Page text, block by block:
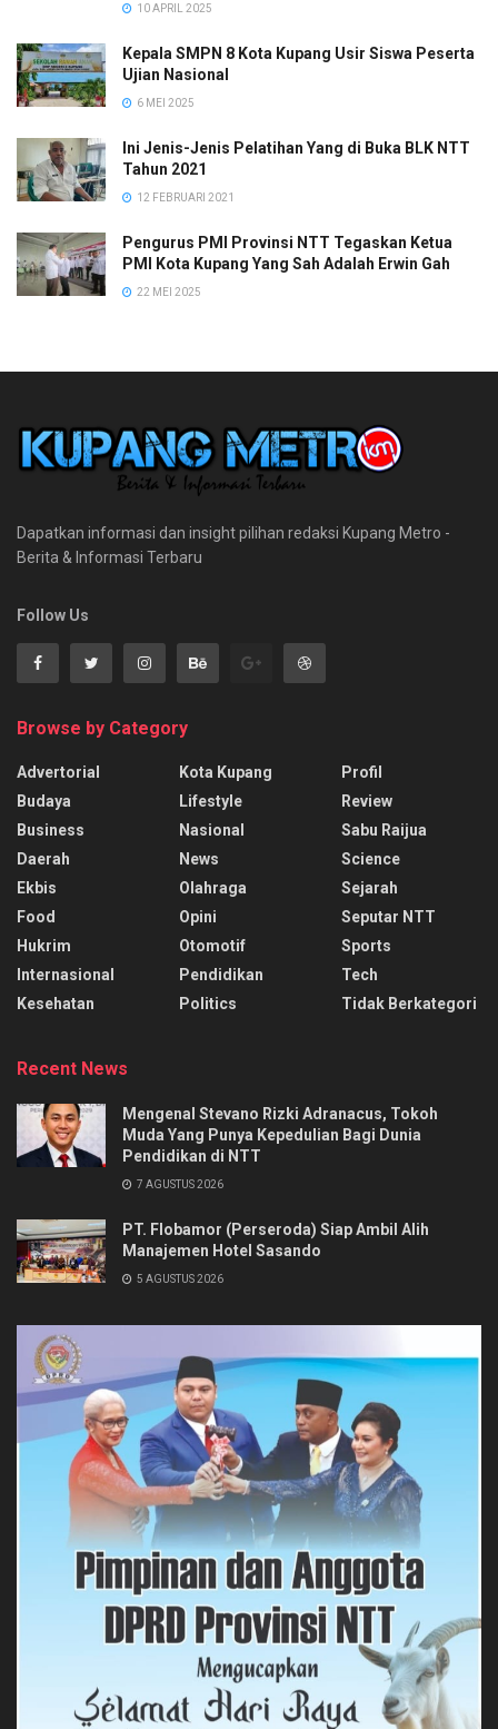
10 APRIL 2025
Kepala SMPN 8 Kota Kupang Usir Siswa Peserta
Ujian Nasional
6 MEI 2025
Ini Jenis-Jenis Pelatihan Yang di Buka BLK NTT
Tahun 2021
12 FEBRUARI 2021
Pengurus PMI Provinsi NTT Tegaskan Ketua
PMI Kota Kupang Yang Sah Adalah Erwin Gah
22 MEI 2025
Dapatkan informasi dan insight pilihan redaksi Kupang Metro -
Berita & Informasi Terbaru
Follow Us
Browse by Category
Advertorial
Budaya
Business
Daerah
Ekbis
Food
Hukrim
Internasional
Kesehatan
Kota Kupang
Lifestyle
Nasional
News
Olahraga
Opini
Otomotif
Pendidikan
Politics
Profil
Review
Sabu Raijua
Science
Sejarah
Seputar NTT
Sports
Tech
Tidak Berkategori
Recent News
Mengenal Stevano Rizki Adranacus, Tokoh
Muda Yang Punya Kepedulian Bagi Dunia
Pendidikan di NTT
7 AGUSTUS 2026
PT. Flobamor (Perseroda) Siap Ambil Alih
Manajemen Hotel Sasando
5 AGUSTUS 2026